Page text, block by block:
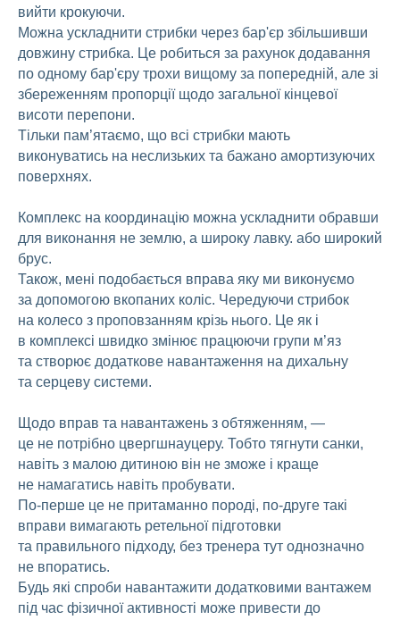
вийти крокуючи.
Можна ускладнити стрибки через бар'єр збільшивши
довжину стрибка. Це робиться за рахунок додавання
по одному бар'єру трохи вищому за попередній, але зі
збереженням пропорції щодо загальної кінцевої
висоти перепони.
Тільки пам’ятаємо, що всі стрибки мають
виконуватись на неслизьких та бажано амортизуючих
поверхнях.
Комплекс на координацію можна ускладнити обравши
для виконання не землю, а широку лавку. або широкий
брус.
Також, мені подобається вправа яку ми виконуємо
за допомогою вкопаних коліс. Чередуючи стрибок
на колесо з проповзанням крізь нього. Це як і
в комплексі швидко змінює працюючи групи м’яз
та створює додаткове навантаження на дихальну
та серцеву системи.
Щодо вправ та навантажень з обтяженням, —
це не потрібно цвергшнауцеру. Тобто тягнути санки,
навіть з малою дитиною він не зможе і краще
не намагатись навіть пробувати.
По-перше це не притаманно породі, по-друге такі
вправи вимагають ретельної підготовки
та правильного підходу, без тренера тут однозначно
не впоратись.
Будь які спроби навантажити додатковими вантажем
під час фізичної активності може привести до